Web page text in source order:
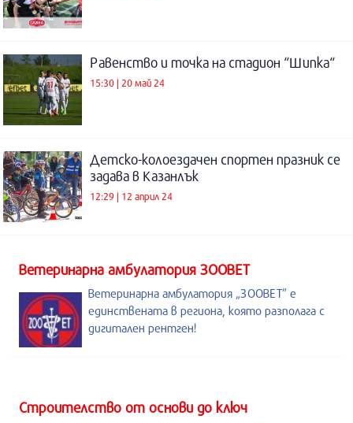
Равенство и точка на стадион “Шипка“
15:30 | 20 май 24
Детско-колоездачен спортен празник се
задава в Казанлък
12:29 | 12 април 24
Ветеринарна амбулатория ЗООВЕТ
Ветеринарна амбулатория „ЗООВЕТ” е
единствената в региона, която разполага с
дигитален рентген!
Строителство от основи до ключ